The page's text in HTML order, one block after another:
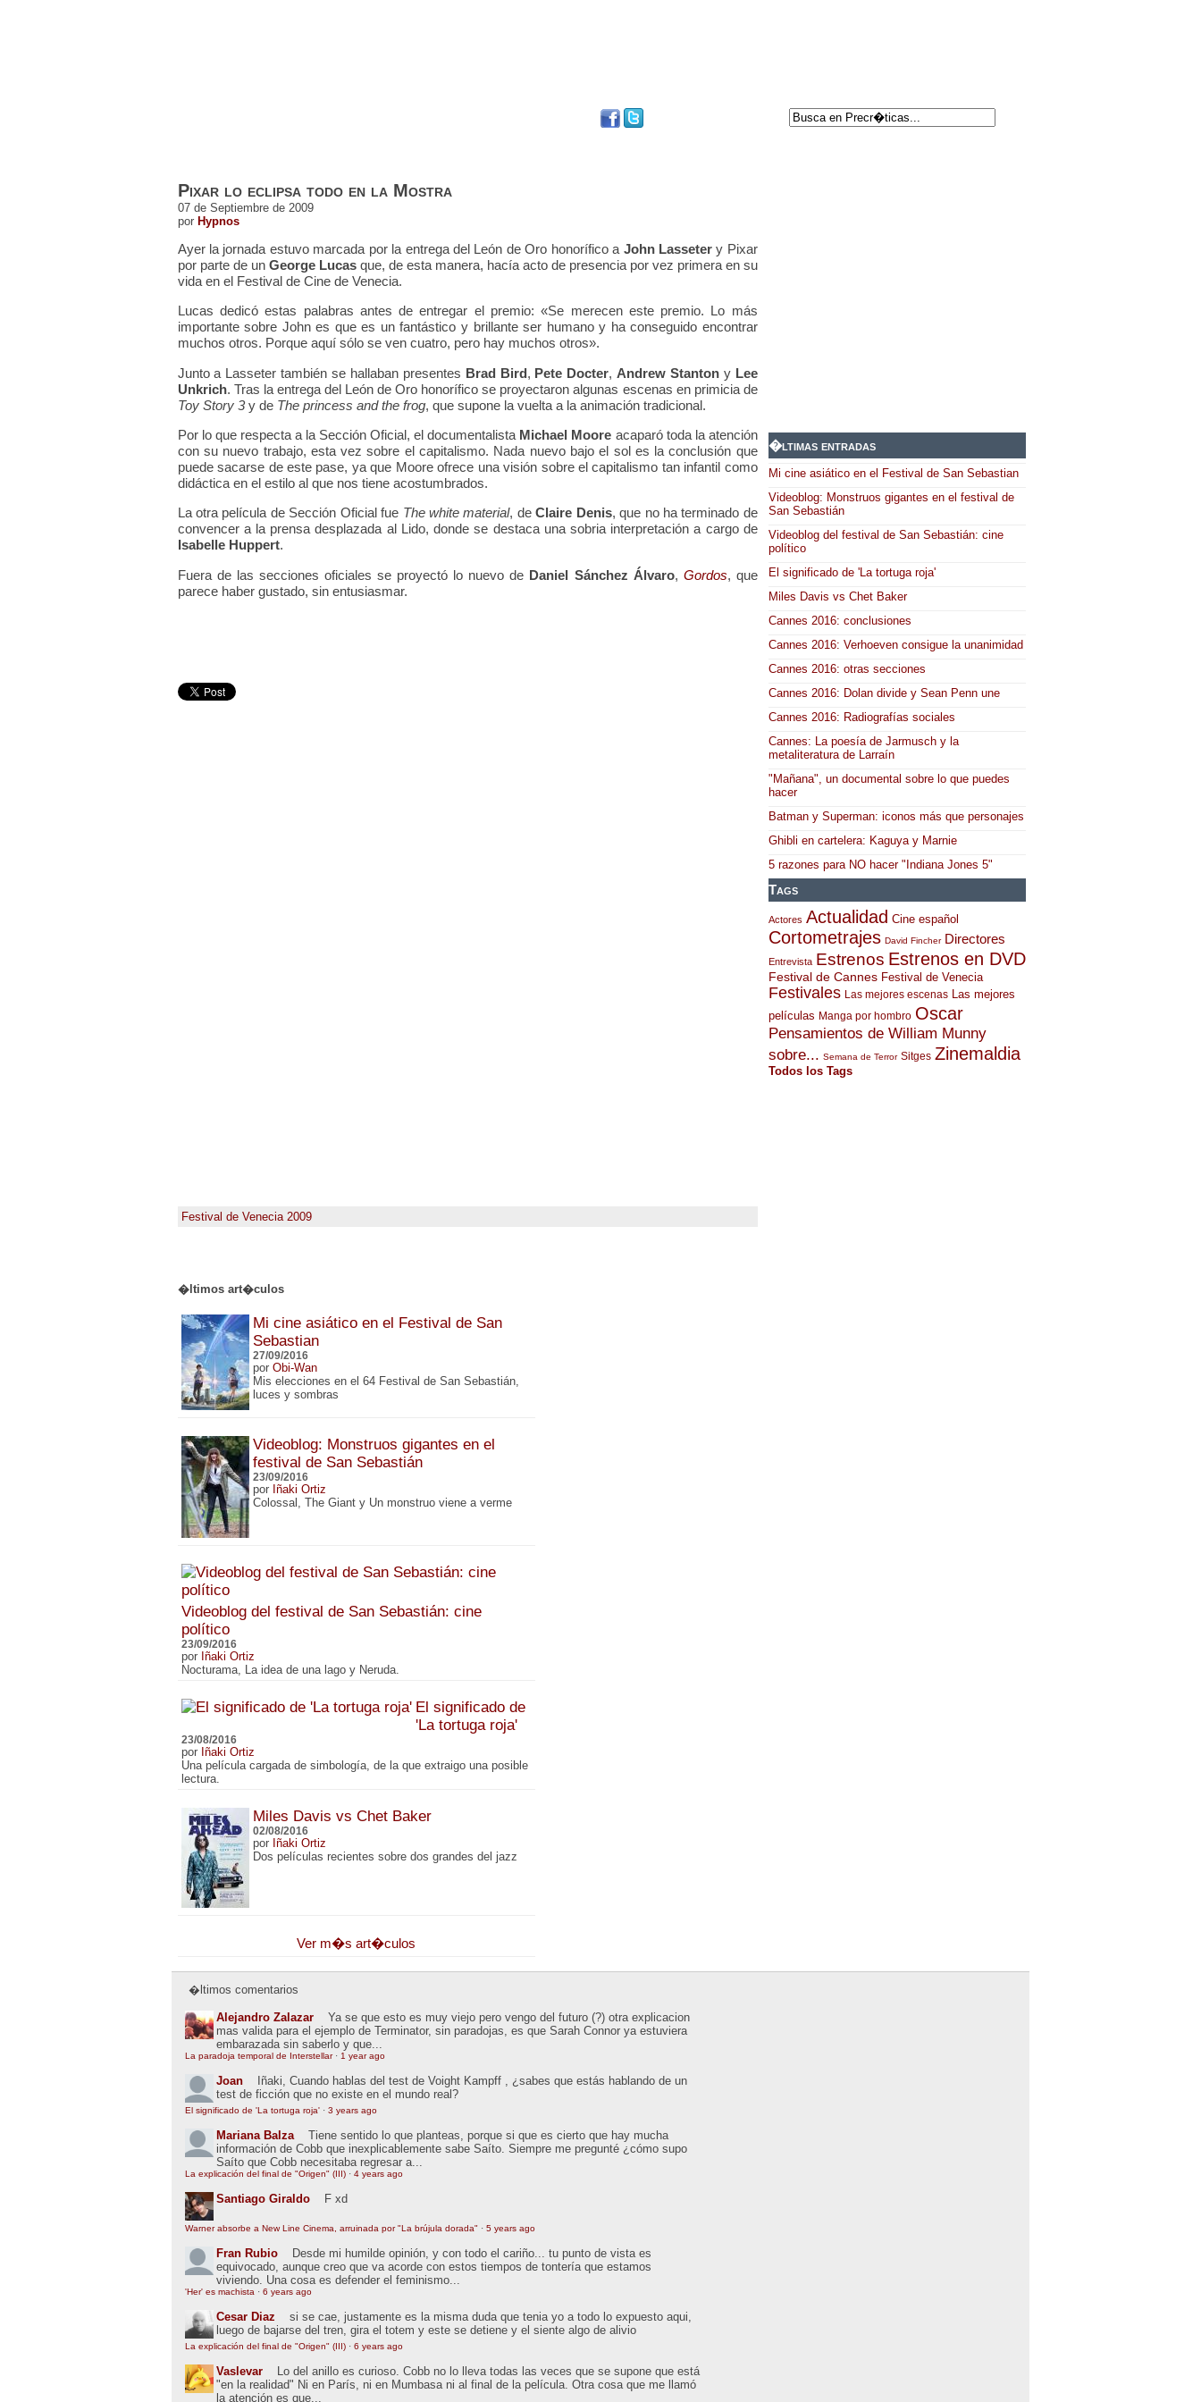
Pixar lo eclipsa todo en la Mostra
07 de Septiembre de 2009
por Hypnos
Ayer la jornada estuvo marcada por la entrega del León de Oro honorífico a John Lassetery Pixar
por parte de un George Lucasque, de esta manera, hacía acto de presencia por vez primera en su
vida en el Festival de Cine de Venecia.
Lucas dedicó estas palabras antes de entregar el premio: «Se merecen este premio. Lo más
importante sobre John es que es un fantástico y brillante ser humano y ha conseguido encontrar
muchos otros. Porque aquí sólo se ven cuatro, pero hay muchos otros».
Junto a Lasseter también se hallaban presentes Brad Bird, Pete Docter, Andrew Stanton yLee
Unkrich. Tras la entrega del León de Oro honorífico se proyectaron algunas escenas en primicia de
Toy Story 3y de The princess and the frog, que supone la vuelta a la animación tradicional.
Por lo que respecta a la Sección Oficial, el documentalista Michael Moore acaparó toda la atención
con su nuevo trabajo, esta vez sobre el capitalismo. Nada nuevo bajo el sol es la conclusión que
puede sacarse de este pase, ya que Moore ofrece una visión sobre el capitalismo tan infantil como
didáctica en el estilo al que nos tiene acostumbrados.
La otra película de Sección Oficial fue The white material, deClaire Denis, que no ha terminado de
convencer a la prensa desplazada al Lido, donde se destaca una sobria interpretación a cargo de
Isabelle Huppert.
Fuera de las secciones oficiales se proyectó lo nuevo de Daniel Sánchez Álvaro, Gordos, que
parece haber gustado, sin entusiasmar.
Festival de Venecia 2009
�ltimos art�culos
Mi cine asiático en el Festival de San
Sebastian
27/09/2016
por Obi-Wan
Mis elecciones en el 64 Festival de San Sebastián,
luces y sombras
Videoblog: Monstruos gigantes en el
festival de San Sebastián
23/09/2016
por Iñaki Ortiz
Colossal, The Giant y Un monstruo viene a verme
Videoblog del festival de San Sebastián: cine
político
23/09/2016
por Iñaki Ortiz
Nocturama, La idea de una lago y Neruda.
El significado de
'La tortuga roja'
23/08/2016
por Iñaki Ortiz
Una película cargada de simbología, de la que extraigo una posible
lectura.
Miles Davis vs Chet Baker
02/08/2016
por Iñaki Ortiz
Dos películas recientes sobre dos grandes del jazz
Ver m�s art�culos
�ltimas entradas
Mi cine asiático en el Festival de San Sebastian
Videoblog: Monstruos gigantes en el festival de
San Sebastián
Videoblog del festival de San Sebastián: cine
político
El significado de 'La tortuga roja'
Miles Davis vs Chet Baker
Cannes 2016: conclusiones
Cannes 2016: Verhoeven consigue la unanimidad
Cannes 2016: otras secciones
Cannes 2016: Dolan divide y Sean Penn une
Cannes 2016: Radiografías sociales
Cannes: La poesía de Jarmusch y la
metaliteratura de Larraín
"Mañana", un documental sobre lo que puedes
hacer
Batman y Superman: iconos más que personajes
Ghibli en cartelera: Kaguya y Marnie
5 razones para NO hacer "Indiana Jones 5"
Tags
Actores Actualidad Cine español
Cortometrajes David Fincher Directores
Entrevista Estrenos Estrenos en DVD
Festival de Cannes Festival de Venecia
Festivales Las mejores escenas Las mejores
películas Manga por hombro Oscar
Pensamientos de William Munny
sobre... Semana de Terror Sitges Zinemaldia
Todos los Tags
�ltimos comentarios
Alejandro Zalazar
Ya se que esto es muy viejo pero vengo del futuro (?) otra explicacion
mas valida para el ejemplo de Terminator, sin paradojas, es que Sarah Connor ya estuviera
embarazada sin saberlo y que...
La paradoja temporal de Interstellar· 1 year ago
Joan
Iñaki, Cuando hablas del test de Voight Kampff , ¿sabes que estás hablando de un
test de ficción que no existe en el mundo real?
El significado de 'La tortuga roja' · 3 years ago
Mariana Balza
Tiene sentido lo que planteas, porque si que es cierto que hay mucha
información de Cobb que inexplicablemente sabe Saíto. Siempre me pregunté ¿cómo supo
Saíto que Cobb necesitaba regresar a...
La explicación del final de "Origen" (III) · 4 years ago
Santiago Giraldo F xd
Warner absorbe a New Line Cinema, arruinada por "La brújula dorada" · 5 years ago
Fran Rubio
Desde mi humilde opinión, y con todo el cariño... tu punto de vista es
equivocado, aunque creo que va acorde con estos tiempos de tontería que estamos
viviendo. Una cosa es defender el feminismo...
'Her' es machista · 6 years ago
Cesar Diaz
si se cae, justamente es la misma duda que tenia yo a todo lo expuesto aqui,
luego de bajarse del tren, gira el totem y este se detiene y el siente algo de alivio
La explicación del final de "Origen" (III) · 6 years ago
Vaslevar
Lo del anillo es curioso. Cobb no lo lleva todas las veces que se supone que está
"en la realidad" Ni en París, ni en Mumbasa ni al final de la película. Otra cosa que me llamó
la atención es que...